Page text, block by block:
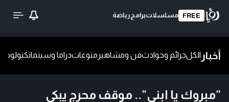
FREE مسلسلاتبرامج رياضة
أخبار الكلجرائم وحوادثفن ومشاهير منوعاتدراما وسينماتكنولوجيا
"مبروك يا ابني".. موقف محرج يبكي